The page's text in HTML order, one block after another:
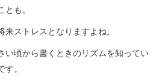
も。
ストレスとなりますよね。
い頃から書くときのリズムを知ってい
。